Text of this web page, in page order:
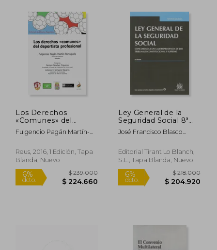
45%
dcto.
$ 103.379
$ 56.859
45%
dcto.
$
$
Los Derechos
«Comunes» del
Deportista
Profesional (Derecho
Fulgencio Pagán Martín-
Reus, 2016, 1 Edición, Tapa
Blanda, Nuevo
Ley General de la
Seguridad Social 8ª
Ed. 2014 (Textos
Legales)
José Francisco Blasco
Editorial Tirant Lo Blanch,
S.L., Tapa Blanda, Nuevo